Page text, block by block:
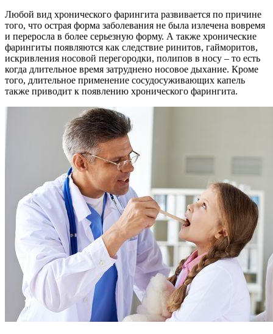
Любой вид хронического фарингита развивается по причине
того, что острая форма заболевания не была излечена вовремя
и переросла в более серьезную форму. А также хронические
фарингиты появляются как следствие ринитов, гайморитов,
искривления носовой перегородки, полипов в носу – то есть
когда длительное время затруднено носовое дыхание. Кроме
того, длительное применение сосудосуживающих капель
также приводит к появлению хронического фарингита.